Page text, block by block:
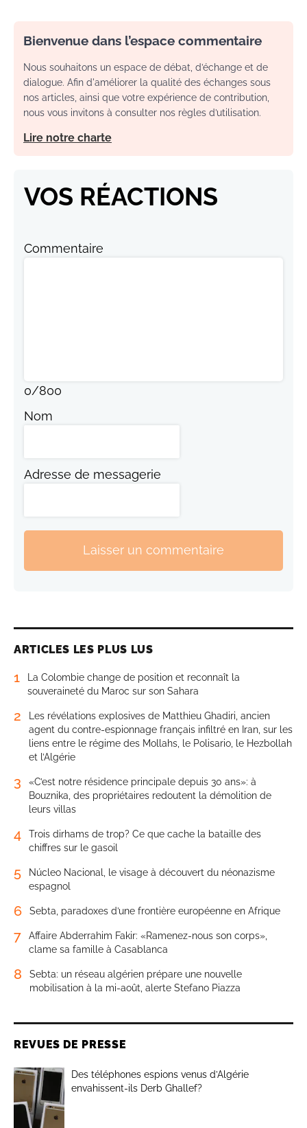
Bienvenue dans l’espace commentaire
Nous souhaitons un espace de débat, d’échange et de
dialogue. Afin d'améliorer la qualité des échanges sous
nos articles, ainsi que votre expérience de contribution,
nous vous invitons à consulter nos règles d’utilisation.
Lire notre charte
VOS RÉACTIONS
Commentaire
0/800
Nom
Adresse de messagerie
Laisser un commentaire
ARTICLES LES PLUS LUS
1
La Colombie change de position et reconnaît la
souveraineté du Maroc sur son Sahara
2
Les révélations explosives de Matthieu Ghadiri, ancien
agent du contre-espionnage français infiltré en Iran, sur les
liens entre le régime des Mollahs, le Polisario, le Hezbollah
et l’Algérie
3
«C’est notre résidence principale depuis 30 ans»: à
Bouznika, des propriétaires redoutent la démolition de
leurs villas
4
Trois dirhams de trop? Ce que cache la bataille des
chiffres sur le gasoil
5
Núcleo Nacional, le visage à découvert du néonazisme
espagnol
6 Sebta, paradoxes d’une frontière européenne en Afrique
7
Affaire Abderrahim Fakir: «Ramenez-nous son corps»,
clame sa famille à Casablanca
8
Sebta: un réseau algérien prépare une nouvelle
mobilisation à la mi-août, alerte Stefano Piazza
REVUES DE PRESSE
Des téléphones espions venus d’Algérie
envahissent-ils Derb Ghallef?